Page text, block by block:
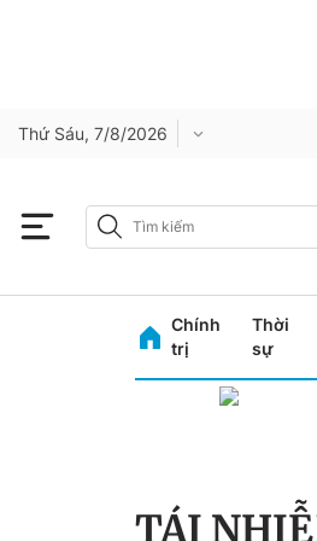
Thứ Sáu, 7/8/2026
Chính
trị
Thời
sự
TÁI